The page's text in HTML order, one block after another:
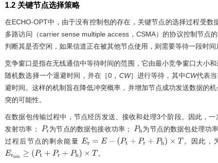
1.2 关键节点选择策略
在ECHO-OPT中，由于没有控制包的存在，关键节点的选择过程受
多路访问（carrier sense multiple access，CSMA）的协议控制节点
判断其是否空闲，如果信道正在被其他节点使用，则需要等待一段时
竞争窗口是指在无线通信中等待时间的范围，它由最小竞争窗口大小
随机数选择一个退避时间，并在［0， CW］进行等待，其中CW代表
避时间。这样的机制旨在降低冲突概率，并增加节点成功发送数据的
突的可能性。
在数据包传输过程中，节点经历发送、接收和处理3个阶段。因此，
发射功率；
Pr为节点的数据包接收功率； Ph为节点的数据包处理功
过程后节点的剩余能量 Er= E- (Pt +P r+Ph)× T
。因此，
Ermin ≥( Pt+P r+ Ph) ×T 。